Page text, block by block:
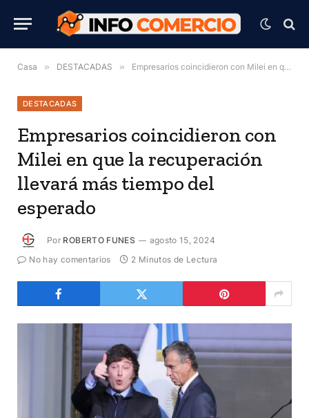
Casa » DESTACADAS » Empresarios coincidieron con Milei en que la recuperación llevará más tiempo del esperado
DESTACADAS
Empresarios coincidieron con
Milei en que la recuperación
llevará más tiempo del
esperado
Por ROBERTO FUNES
agosto 15, 2024
No hay comentarios
2 Minutos de Lectura